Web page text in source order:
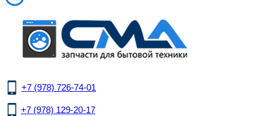
+7 (978) 726-74-01
+7 (978) 129-20-17